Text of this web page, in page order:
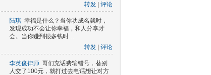
转发
评论
陆琪 幸福是什么？当你功成名就时，
发现成功不会让你幸福，和人分享才
会。当你赚到很多钱时…
转发
评论
李英俊律师 哥们充话费输错号，替别
人交了100元，就打过去电话想让对方